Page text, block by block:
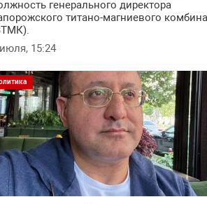
генерального директора
титано-магниевого
15:24